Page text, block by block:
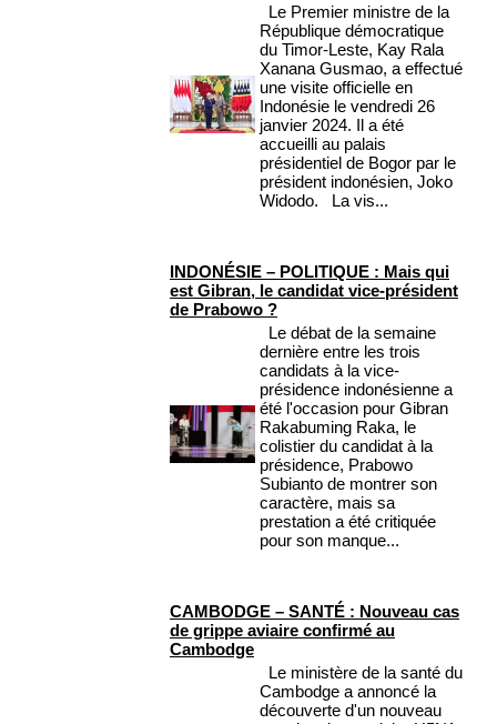
Le Premier ministre de la
République démocratique
du Timor-Leste, Kay Rala
Xanana Gusmao, a effectué
une visite officielle en
Indonésie le vendredi 26
janvier 2024. Il a été
accueilli au palais
présidentiel de Bogor par le
président indonésien, Joko
Widodo. La vis...
INDONÉSIE – POLITIQUE : Mais qui
est Gibran, le candidat vice-président
de Prabowo ?
Le débat de la semaine
dernière entre les trois
candidats à la vice-
présidence indonésienne a
été l'occasion pour Gibran
Rakabuming Raka, le
colistier du candidat à la
présidence, Prabowo
Subianto de montrer son
caractère, mais sa
prestation a été critiquée
pour son manque...
CAMBODGE – SANTÉ : Nouveau cas
de grippe aviaire confirmé au
Cambodge
Le ministère de la santé du
Cambodge a annoncé la
découverte d'un nouveau